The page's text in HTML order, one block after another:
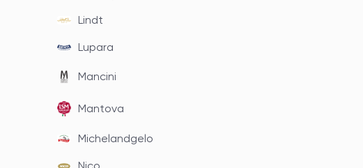
Lindt
Lupara
Mancini
Mantova
Michelandgelo